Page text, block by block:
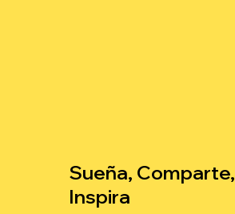
Sueña, Comparte,
Inspira